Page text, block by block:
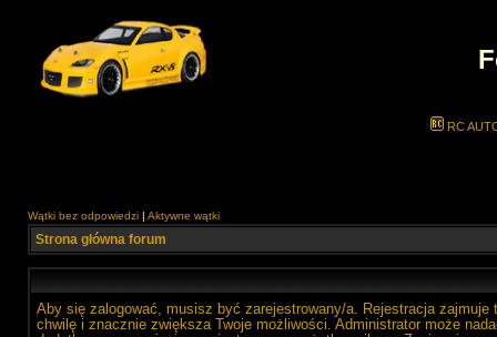
RC
Wątki bez odpowiedzi | Aktywne wątki
Strona główna forum
Aby się zalogować, musisz być zarejestrowany/a. Rejestracja zajmuje
chwilę i znacznie zwiększa Twoje możliwości. Administrator może